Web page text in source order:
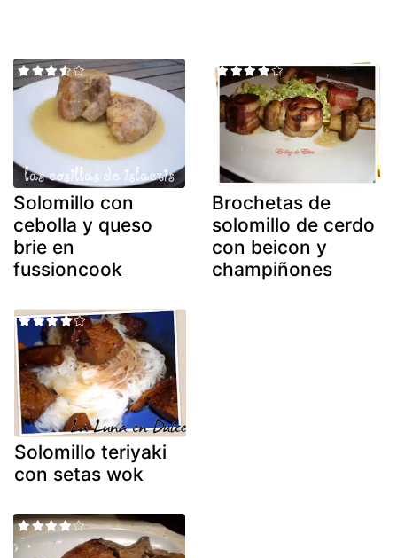
Solomillo con
cebolla y queso
brie en
fussioncook
Brochetas de
solomillo de cerdo
con beicon y
champiñones
Solomillo teriyaki
con setas wok